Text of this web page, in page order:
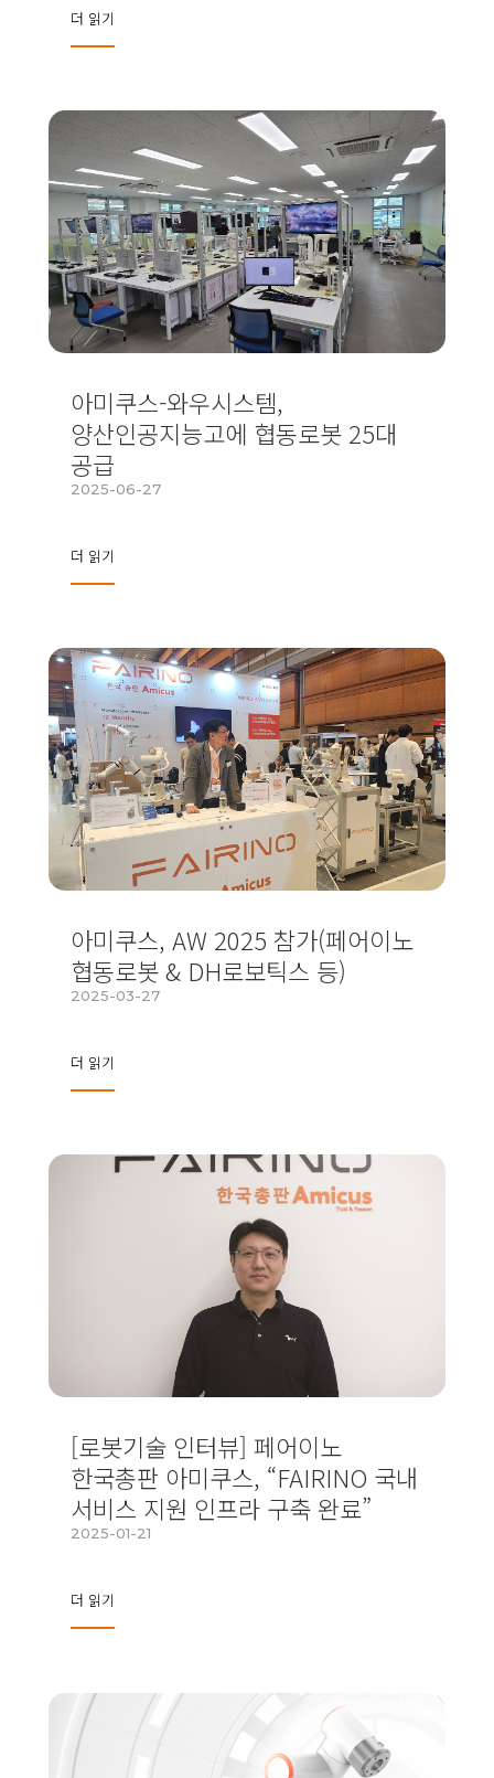
더 읽기
아미쿠스-와우시스템,
양산인공지능고에 협동로봇 25대
공급
2025-06-27
더 읽기
아미쿠스, AW 2025 참가(페어이노
협동로봇 & DH로보틱스 등)
2025-03-27
더 읽기
[로봇기술 인터뷰] 페어이노
한국총판 아미쿠스, “FAIRINO 국내
서비스 지원 인프라 구축 완료”
2025-01-21
더 읽기